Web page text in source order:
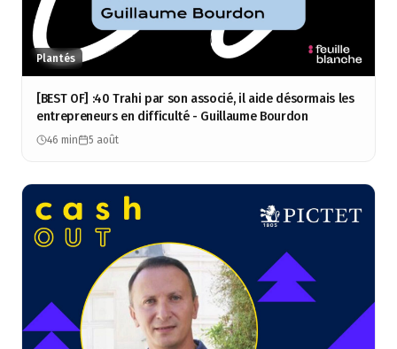
Plantés
[BEST OF] :40 Trahi par son associé, il aide désormais les
entrepreneurs en difficulté - Guillaume Bourdon
46 min 5 août